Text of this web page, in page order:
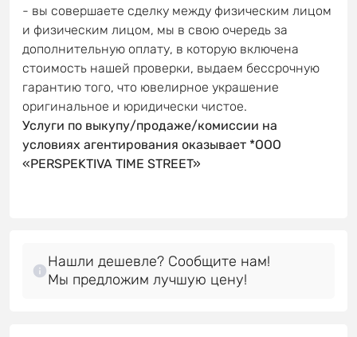
- вы совершаете сделку между физическим лицом
и физическим лицом, мы в свою очередь за
дополнительную оплату, в которую включена
стоимость нашей проверки, выдаем бессрочную
гарантию того, что ювелирное украшение
оригинальное и юридически чистое.
Услуги по выкупу/продаже/комиссии на
условиях агентирования оказывает *OOO
«PERSPEKTIVA TIME STREET»
Нашли дешевле? Сообщите нам!
Мы предложим лучшую цену!